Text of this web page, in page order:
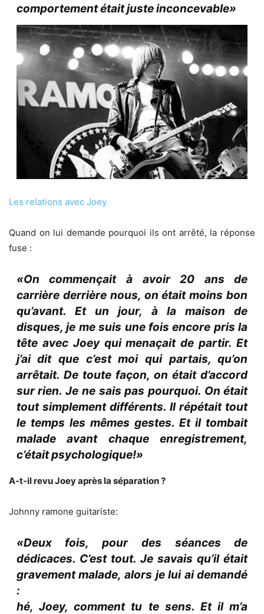
comportement était juste inconcevable»
Les relations avec Joey
Quand on lui demande pourquoi ils ont arrêté, la réponse
fuse :
«On commençait à avoir 20 ans de
carrière derrière nous, on était moins bon
qu’avant. Et un jour, à la maison de
disques, je me suis une fois encore pris la
tête avec Joey qui menaçait de partir. Et
j’ai dit que c’est moi qui partais, qu’on
arrêtait. De toute façon, on était d’accord
sur rien. Je ne sais pas pourquoi. On était
tout simplement différents. Il répétait tout
le temps les mêmes gestes. Et il tombait
malade avant chaque enregistrement,
c’était psychologique!»
A-t-il revu Joey après la séparation ?
Johnny ramone guitariste:
«Deux fois, pour des séances de
dédicaces. C’est tout. Je savais qu’il était
gravement malade, alors je lui ai demandé
:
hé, Joey, comment tu te sens. Et il m’a